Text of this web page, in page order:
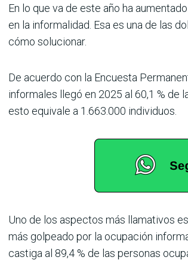
En lo que va de este año ha
en la informalidad. Esa es una de las
cómo solucionar.
De acuerdo con la Encuesta
informales llegó en 2025 al 60,1 % de
esto equivale a 1.663.000 individuos.
Uno de los aspectos más llamativos
más golpeado por la ocupación
castiga al 89,4 % de las per­sonas